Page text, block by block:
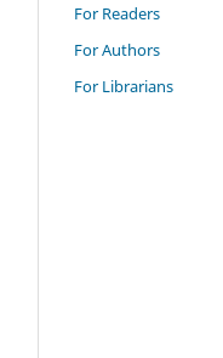
For Readers
For Authors
For Librarians